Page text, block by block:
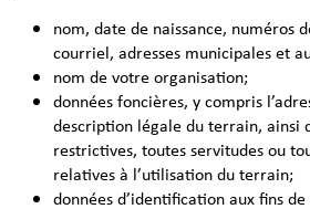
nom, date de naissance, numéros
courriel, adresses municipales et
nom de votre organisation;
données foncières, y compris
description légale du terrain, ainsi
restrictives, toutes servitudes ou
relatives à l’utilisation du terrain;
données d’identification aux fins